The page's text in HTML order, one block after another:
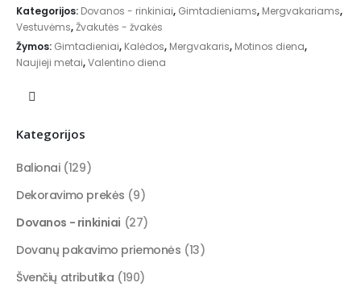
Kategorijos: Dovanos - rinkiniai, Gimtadieniams, Mergvakariams,
Vestuvėms,Žvakutės - žvakės
Žymos: Gimtadieniai, Kalėdos, Mergvakaris, Motinos diena,
Naujieji metai,Valentino diena
Kategorijos
Balionai (129)
Dekoravimo prekės (9)
Dovanos - rinkiniai (27)
Dovanų pakavimo priemonės (13)
Švenčių atributika (190)